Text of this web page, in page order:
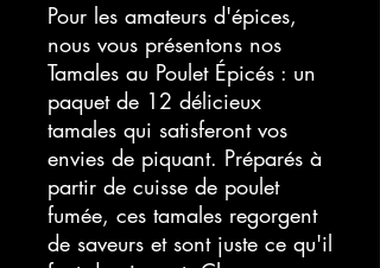
Pour les amateurs d'épices,
nous vous présentons nos
Tamales au Poulet Épicés : un
paquet de 12 délicieux
tamales qui satisferont vos
envies de piquant. Préparés à
partir de cuisse de poulet
fumée, ces tamales regorgent
de saveurs et sont juste ce qu'il